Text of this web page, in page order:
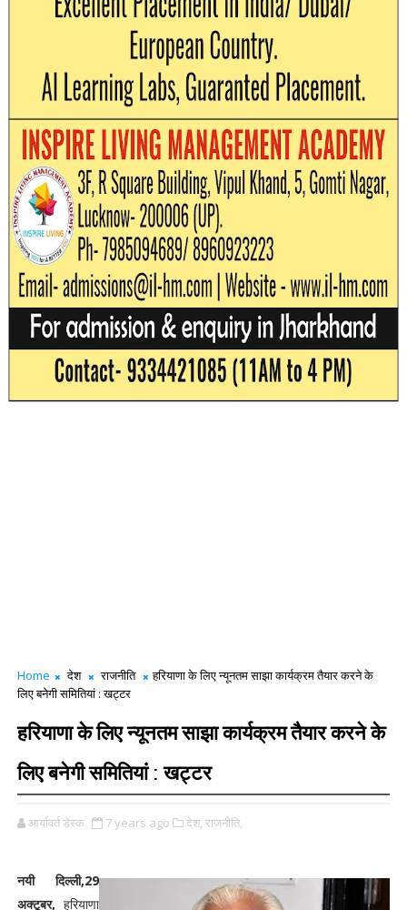
Home देश राजनीति
हरियाणा के लिए न्यूनतम साझा कार्यक्रम तैयार करने के
लिए बनेगी समितियां : खट्टर
हरियाणा के लिए न्यूनतम साझा कार्यक्रम तैयार करने के
लिए बनेगी समितियां : खट्टर
आर्यावर्त डेस्क 7 years ago देश, राजनीति,
नयी दिल्ली,29
अक्टूबर,हरियाणा